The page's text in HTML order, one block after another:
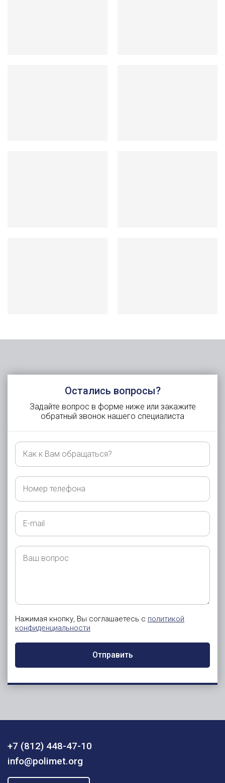
Остались вопросы?
Задайте вопрос в форме ниже или закажите
обратный звонок нашего специалиста
Как
Вам
обращаться?
Номер
телефона
E-
mail
Ваш
вопрос
Нажимая кнопку, Вы соглашаетесь с политикой
конфиденциальности
Отправить
+7 (812) 448-47-10
info@polimet.org